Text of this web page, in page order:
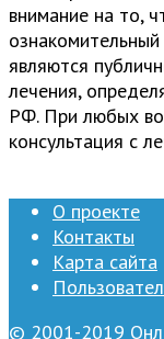
внимание на то,
являются
лечения,
РФ. При любых
консультация с
О проекте
Контакты
Карта сайта
© 2001-2019